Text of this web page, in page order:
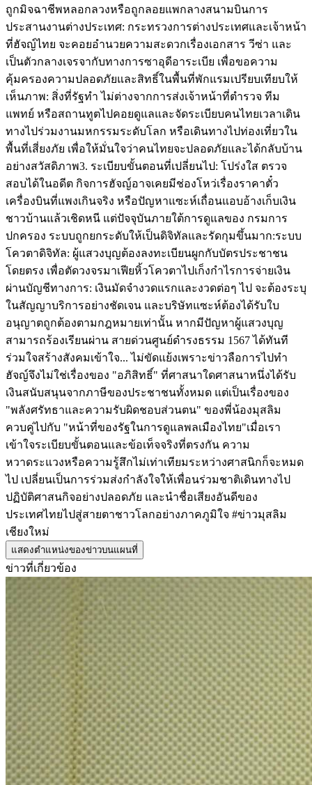
ถูกมิจฉาชีพหลอกลวงหรือถูกลอยแพกลางสนามบิน ​การ
ประสานงานต่างประเทศ: กระทรวงการต่างประเทศและเจ้าหน้า
ที่ฮัจญ์ไทย จะคอยอำนวยความสะดวกเรื่องเอกสาร วีซ่า และ
เป็นตัวกลางเจรจากับทางการซาอุดีอาระเบีย เพื่อขอความ
คุ้มครองความปลอดภัยและสิทธิ์ในพื้นที่พักแรม ​เปรียบเทียบให้
เห็นภาพ: สิ่งที่รัฐทำ ไม่ต่างจากการส่งเจ้าหน้าที่ตำรวจ ทีม
แพทย์ หรือสถานทูตไปคอยดูแลและจัดระเบียบคนไทยเวลาเดิน
ทางไปร่วมงานมหกรรมระดับโลก หรือเดินทางไปท่องเที่ยวใน
พื้นที่เสี่ยงภัย เพื่อให้มั่นใจว่าคนไทยจะปลอดภัยและได้กลับบ้าน
อย่างสวัสดิภาพ ​3. ระเบียบขั้นตอนที่เปลี่ยนไป: โปร่งใส ตรวจ
สอบได้ ​ในอดีต กิจการฮัจญ์อาจเคยมีช่องโหว่เรื่องราคาตั๋ว
เครื่องบินที่แพงเกินจริง หรือปัญหาแซะห์เถื่อนแอบอ้างเก็บเงิน
ชาวบ้านแล้วเชิดหนี แต่ปัจจุบันภายใต้การดูแลของ กรมการ
ปกครอง ระบบถูกยกระดับให้เป็นดิจิทัลและรัดกุมขึ้นมาก: ​ระบบ
โควตาดิจิทัล: ผู้แสวงบุญต้องลงทะเบียนผูกกับบัตรประชาชน
โดยตรง เพื่อตัดวงจรมาเฟียหิ้วโควตาไปเก็งกำไร ​การจ่ายเงิน
ผ่านบัญชีทางการ: เงินมัดจำงวดแรกและงวดต่อๆ ไป จะต้องระบุ
ในสัญญาบริการอย่างชัดเจน และบริษัทแซะห์ต้องได้รับใบ
อนุญาตถูกต้องตามกฎหมายเท่านั้น หากมีปัญหาผู้แสวงบุญ
สามารถร้องเรียนผ่าน สายด่วนศูนย์ดำรงธรรม 1567 ได้ทันที ​
ร่วมใจสร้างสังคมเข้าใจ... ไม่ขัดแย้งเพราะข่าวลือ ​การไปทำ
ฮัจญ์จึงไม่ใช่เรื่องของ "อภิสิทธิ์" ที่ศาสนาใดศาสนาหนึ่งได้รับ
เงินสนับสนุนจากภาษีของประชาชนทั้งหมด แต่เป็นเรื่องของ
"พลังศรัทธาและความรับผิดชอบส่วนตน" ของพี่น้องมุสลิม
ควบคู่ไปกับ "หน้าที่ของรัฐในการดูแลพลเมืองไทย" ​เมื่อเรา
เข้าใจระเบียบขั้นตอนและข้อเท็จจริงที่ตรงกัน ความ
หวาดระแวงหรือความรู้สึกไม่เท่าเทียมระหว่างศาสนิกก็จะหมด
ไป เปลี่ยนเป็นการร่วมส่งกำลังใจให้เพื่อนร่วมชาติเดินทางไป
ปฏิบัติศาสนกิจอย่างปลอดภัย และนำชื่อเสียงอันดีของ
ประเทศไทยไปสู่สายตาชาวโลกอย่างภาคภูมิใจ #ข่าวมุสลิม
เชียงใหม่
แสดงตำแหน่งของข่าวบนแผนที่
ข่าวที่เกี่ยวข้อง